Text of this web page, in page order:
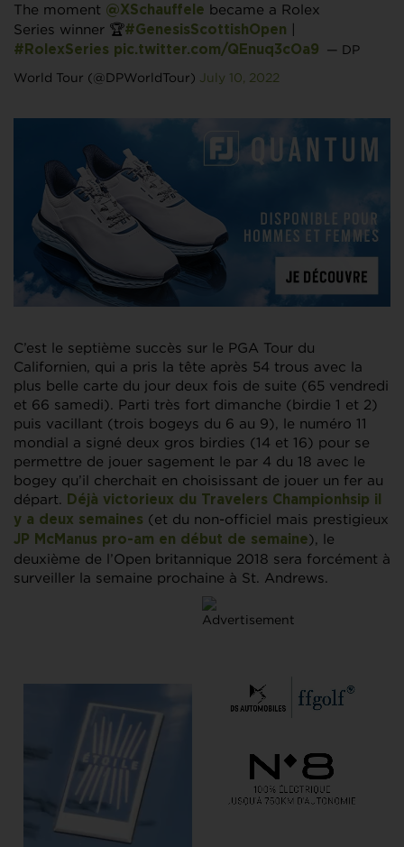
The moment @XSchauffele became a Rolex
Series winner 🏆#GenesisScottishOpen
#RolexSeries pic.twitter.com/QEnuq3cOa9 — DP
World Tour (@DPWorldTour) July 10, 2022
C’est le septième succès sur le PGA Tour du
Californien, qui a pris la tête après 54 trous avec la
plus belle carte du jour deux fois de suite (65 vendredi
et 66 samedi). Parti très fort dimanche (birdie 1 et 2)
puis vacillant (trois bogeys du 6 au 9), le numéro 11
mondial a signé deux gros birdies (14 et 16) pour se
permettre de jouer sagement le par 4 du 18 avec le
bogey qu’il cherchait en choisissant de jouer un fer au
départ.
Déjà victorieux du Travelers Championhsip il
y a deux semaines (et du non-officiel mais prestigieux
JP McManus pro-am en début de semaine), le
deuxième de l’Open britannique 2018 sera forcément à
surveiller la semaine prochaine à St. Andrews.